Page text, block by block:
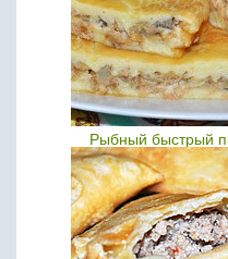
Рыбный быстрый